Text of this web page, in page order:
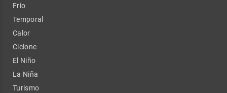
Frio
Temporal
Calor
Ciclone
El Niño
La Niña
Turismo